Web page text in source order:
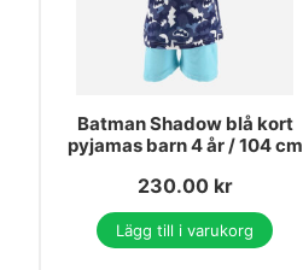
Batman Shadow blå kort
pyjamas barn 4 år / 104 cm
230.00 kr
Lägg till i varukorg